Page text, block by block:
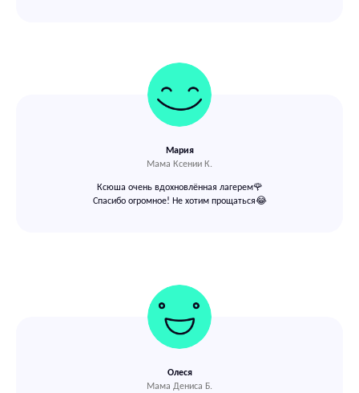
Мария
Мама Ксении К.
Ксюша очень вдохновлённая лагерем🌹
Спасибо огромное! Не хотим прощаться😂
Олеся
Мама Дениса Б.
Выбирайте удобный для вас филиал и
приходите на занятия!
Как найти IDA School
в Москве